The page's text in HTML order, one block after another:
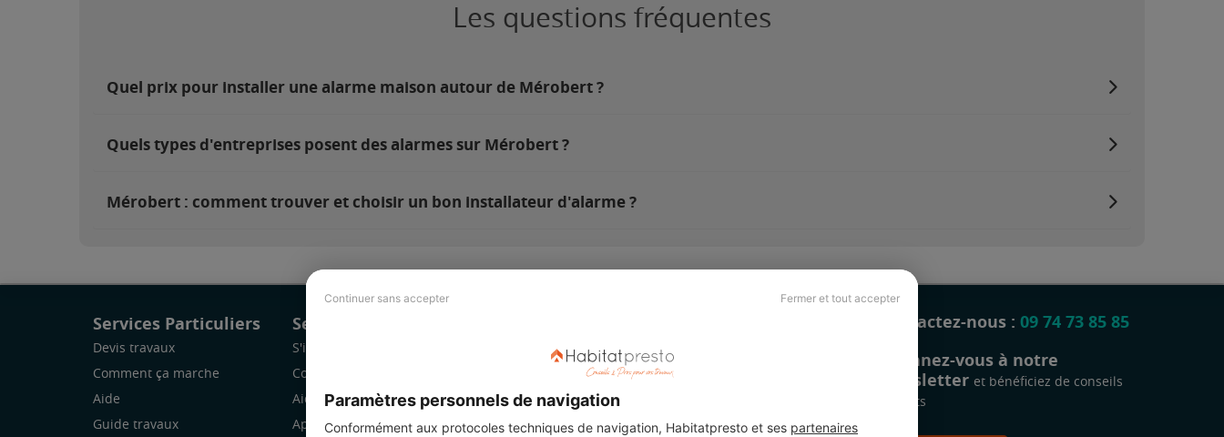
Continuer sans accepter Fermer et tout accepter
Paramètres personnels de navigation
Conformément aux protocoles techniques de navigation, Habitatpresto et ses partenaires
Les questions fréquentes
Quel prix pour installer une alarme maison autour de Mérobert ?
Quels types d'entreprises posent des alarmes sur Mérobert ?
Mérobert : comment trouver et choisir un bon installateur d'alarme ?
Services Particuliers
Devis travaux
Comment ça marche
Aide
Guide travaux
Services Pro
S'inscrire
Comment ça marche
Aide
Application Mobile
Revue de presse
Légal
Contactez-nous : 09 74 73 85 85
Abonnez-vous à notre
newsletter et bénéficiez de conseils
gratuits